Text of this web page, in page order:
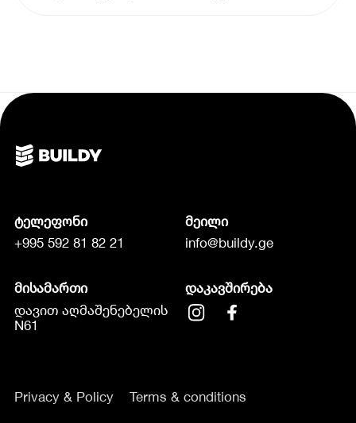
ტელეფონი
+995 592 81 82 21
მეილი
info@buildy.ge
მისამართი
დავით აღმაშენებელის
N61
დაკავშირება
Privacy & Policy Terms & conditions